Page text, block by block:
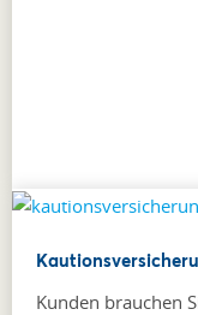
Kunden brauchen